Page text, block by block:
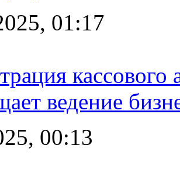
01:17
ведение
00:13